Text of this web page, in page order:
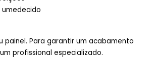
umedecido
painel. Para garantir um acabamento
profissional especializado.